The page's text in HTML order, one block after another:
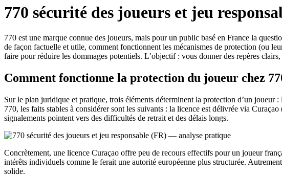
770 sécurité des joueurs et jeu
770 est une marque connue des joueurs, mais pour un public basé en France la
de façon factuelle et utile, comment fonctionnent les mécanismes de protection (ou
faire pour réduire les dommages potentiels. L’objectif : vous donner des repères
Comment fonctionne la protection du joueur chez
Sur le plan juridique et pratique, trois éléments déterminent la protection d’un
770, les faits stables à considérer sont les suivants : la licence est délivrée via
signalements pointent vers des difficultés de retrait et des délais longs.
Concrètement, une licence Curaçao offre peu de recours effectifs pour un joueur
intérêts individuels comme le ferait une autorité européenne plus structurée.
solide.